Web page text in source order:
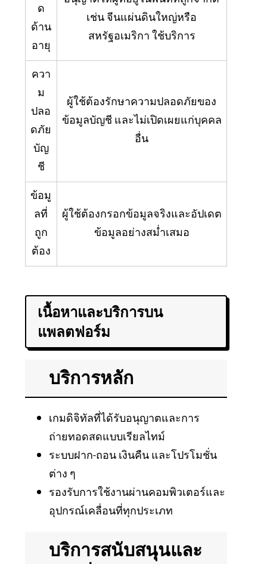
ด
ด้าน
อายุ
เช่น จีนแผ่นดินใหญ่หรือ
สหรัฐอเมริกา ใช้บริการ
ควา
ม
ปลอ
ดภัย
บัญ
ชี
ผู้ใช้ต้องรักษาความปลอดภัยของ
ข้อมูลบัญชี และไม่เปิดเผยแก่บุคคล
อื่น
ข้อมู
ลที่
ถูก
ต้อง
ผู้ใช้ต้องกรอกข้อมูลจริงและอัปเดต
ข้อมูลอย่างสม่ำเสมอ
เนื้อหาและบริการบน
แพลตฟอร์ม
บริการหลัก
เกมดิจิทัลที่ได้รับอนุญาตและการ
ถ่ายทอดสดแบบเรียลไทม์
ระบบฝาก-ถอน เงินคืน และโปรโมชั่น
ต่าง ๆ
รองรับการใช้งานผ่านคอมพิวเตอร์และ
อุปกรณ์เคลื่อนที่ทุกประเภท
บริการสนับสนุนและ